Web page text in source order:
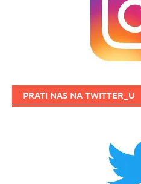
PRATI NAS NA TWITTER_U